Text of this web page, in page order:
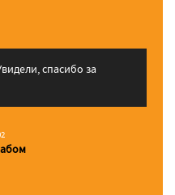
спасибо за